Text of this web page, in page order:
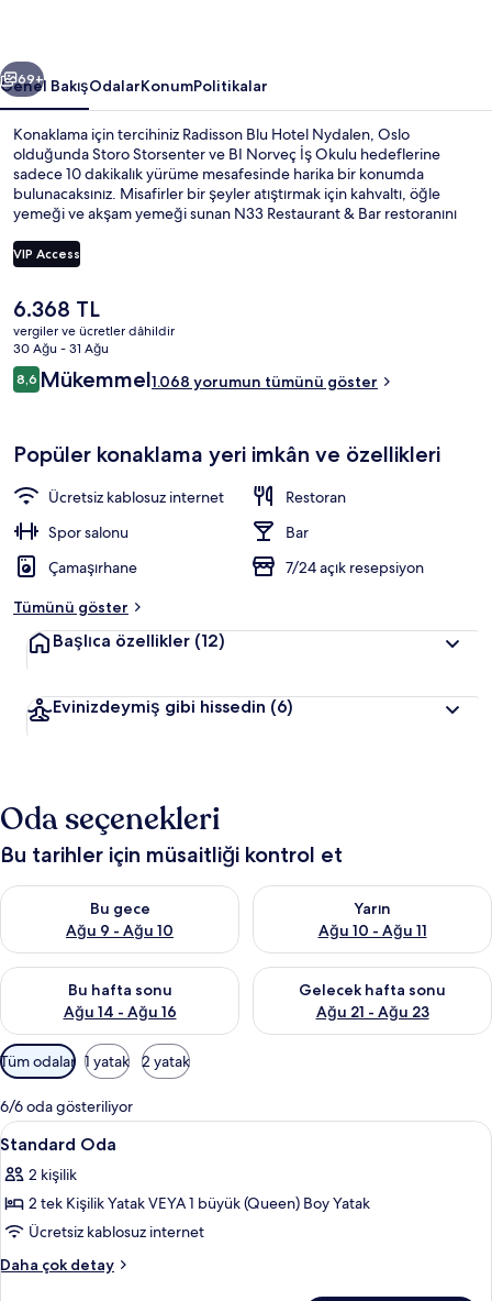
Sonraki
69+
Genel BakışOdalarKonumPolitikalar
Konaklama için tercihiniz Radisson Blu Hotel Nydalen, Oslo
olduğunda Storo Storsenter ve BI Norveç İş Okulu hedeflerine
sadece 10 dakikalık yürüme mesafesinde harika bir konumda
bulunacaksınız. Misafirler bir şeyler atıştırmak için kahvaltı, öğle
yemeği ve akşam yemeği sunan N33 Restaurant & Bar restoranını
bir sürüş mesafesindedir. Konaklama yerinden toplu taşımaya kısa
bir yürüyüşle ulaşabilir, Nydalen Metro İstasyonu yakındır ve Storo
VIP Access
Şu
anki
fiyat
6.368 TL
6.368 TL
vergiler ve ücretler dâhildir
30 Ağu - 31 Ağu
Yorumlar
8,68,6/10
Mükemmel1.068 yorumun tümünü göster
Popüler konaklama yeri imkân ve özellikleri
Ücretsiz kablosuz internet
Restoran
Spor salonu
Bar
Çamaşırhane
7/24 açık resepsiyon
Tümünü göster
Başlıca özellikler (12)
Evinizdeymiş gibi hissedin (6)
Oda seçenekleri
Bu tarihler için müsaitliği kontrol et
Bu gece
Ağu 9 - Ağu 10
Bu gece için müsaitliği kontrol et Ağu 9 - Ağu 10
Yarın
Ağu 10 - Ağu 11
Yarın için müsaitliği kontrol et
Bu hafta sonu
Ağu 14 - Ağu 16
Bu hafta sonu için müsaitliği kontrol et Ağu 14 - Ağu 16
Gelecek hafta sonu
Ağu 21 - Ağu 23
Önümüzdeki hafta sonu için
Odalar
için
mevcut
filtreler
Tüm odalar 1 yatak 2 yatak
6/6 oda gösteriliyor
Standard
Oda
için
tüm
fotoğrafları
görün
Anti alerjik yatak takımı, odada
10
Standard Oda
2 kişilik
2 tek Kişilik Yatak VEYA 1 büyük (Queen) Boy Yatak
Ücretsiz kablosuz internet
Daha çok detay
Standard